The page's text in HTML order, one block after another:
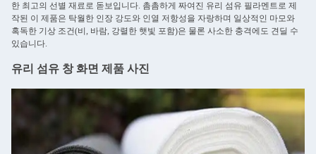
한 최고의 선별 재료로 돋보입니다. 촘촘하게 짜여진 유리 섬유 필라멘트로 제
작된 이 제품은 탁월한 인장 강도와 인열 저항성을 자랑하며 일상적인 마모와
혹독한 기상 조건(비, 바람, 강렬한 햇빛 포함)은 물론 사소한 충격에도 견딜 수
있습니다.
유리 섬유 창 화면 제품 사진